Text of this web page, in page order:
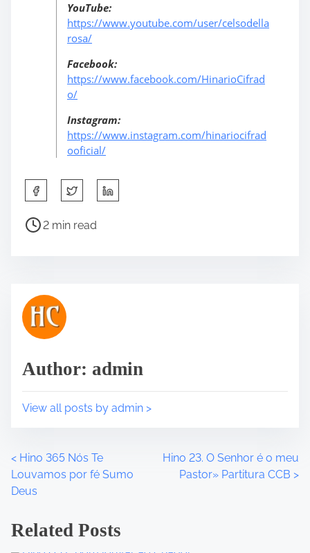
YouTube:
https://www.youtube.com/user/celsodella
rosa/
Facebook:
https://www.facebook.com/HinarioCifrad
o/
Instagram:
https://www.instagram.com/hinariocifrad
ooficial/
h
a
i
p
s
o
P
o
e
d
i
e
2 min read
Author: admin
View all posts by admin >
P
o
s
< Hino 365 Nós Te
Louvamos por fé Sumo
Deus
Hino 23. O Senhor é o meu
Pastor» Partitura CCB >
Related Posts